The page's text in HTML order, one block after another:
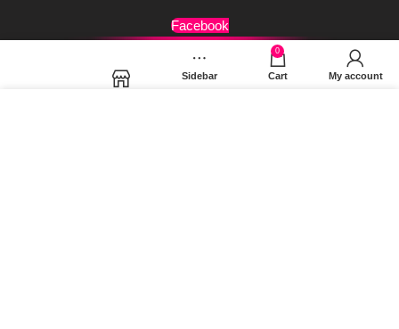
Facebook
Sidebar
0
Cart My account